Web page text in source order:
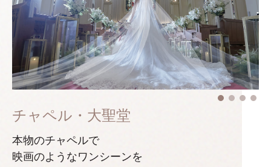
チャペル・大聖堂
本物のチャペルで
映画のようなワンシーンを